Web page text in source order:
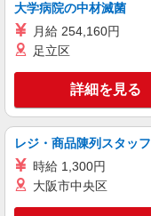
大学病院の中材滅菌
月給 254,160円
足立区
詳細を見る
レジ・商品陳列スタッフ
時給 1,300円
大阪市中央区